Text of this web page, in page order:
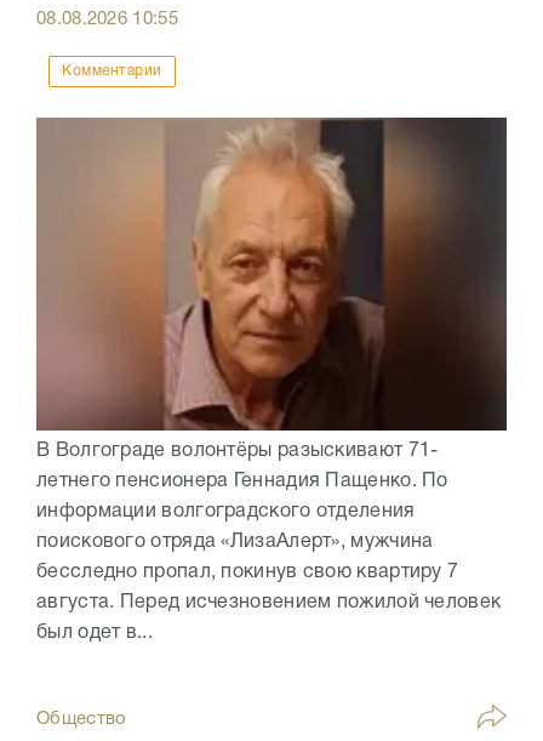
08.08.2026 10:55
Комментарии
В Волгограде волонтёры разыскивают 71-
летнего пенсионера Геннадия Пащенко. По
информации волгоградского отделения
поискового отряда «ЛизаАлерт», мужчина
бесследно пропал, покинув свою квартиру 7
августа. Перед исчезновением пожилой человек
был одет в...
Общество